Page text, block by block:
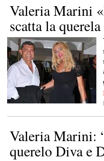
Valeria Marini
scatta la querela
Valeria Marini:
querelo Diva e